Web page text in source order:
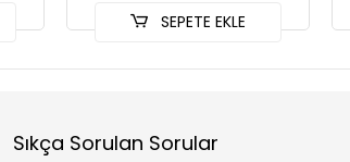
SEPETE EKLE
Sıkça Sorulan Sorular